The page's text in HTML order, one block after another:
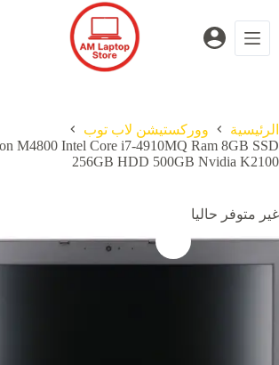
إلى
المحتوى
الرئيسية
ووركستيشن لاب توب
M4800 Intel Core i7-4910MQ Ram 8GB SSD
256GB HDD 500GB Nvidia K2100
غير متوفر حاليا